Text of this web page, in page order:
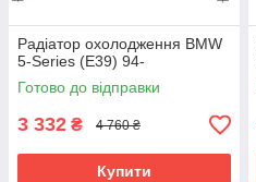
Радіатор охолодження BMW
5-Series (E39) 94-
Готово до відправки
3 332 ₴ 4 760 ₴
Купити